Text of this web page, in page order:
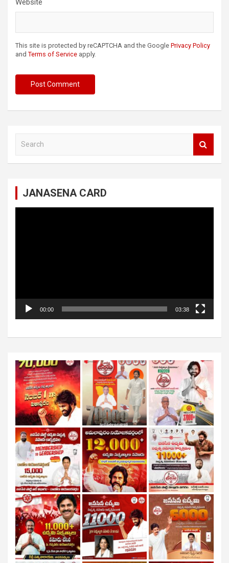
Website
This site is protected by reCAPTCHA and the Google Privacy Policy
and Terms of Service apply.
JANASENA CARD
00:00 03:38